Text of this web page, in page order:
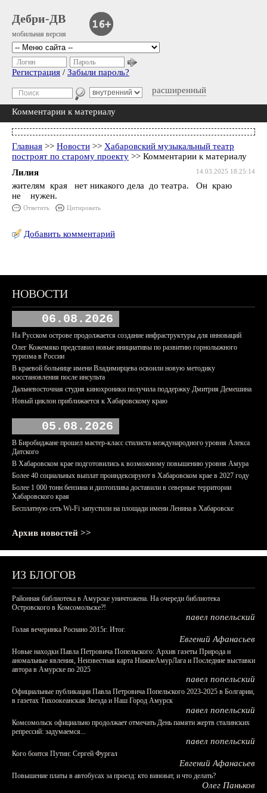
Дебри-ДВ
мобильная версия
расширенный
Логин Пароль
Регистрация / Забыли пароль?
Комментарии к материалу
Главная >> Новости >> Хабаровский музыкальный театр
построят по старому проекту >> Комментарии к материалу
14.03.2025 18:25:14
Лилия
жителям края нет никакого дела до театра. Он краю
не нужен.
Ответить Цитировать
Добавить комментарий
НОВОСТИ
06.08.2026
На Русском острове продолжается создание инфраструктуры для инноваций
Олег Кожемяко представил новые инициативы по развитию горнолыжного
туризма в России
В краевой больнице имени Владимирцева освоили новую методику
восстановления после инсульта
Дальневосточная студия кинохроники получила поддержку Дмитрия Демешина
Новый циклон приближается к Хабаровскому краю
05.08.2026
В Биробиджане прошел мастер-класс стилиста международного уровня Алекса
Датского
В Хабаровском крае подготовились к возможному повышению уровня Амура
Более 40 социальных выплат проиндексируют в Хабаровском крае в 2027 году
Более 1 000 тонн бензина и дизтоплива доставили в северные территории
Хабаровского края
Бесплатную сеть Wi-Fi запустили на площади имени Ленина в Хабаровске
Архив новостей >>
ИЗ БЛОГОВ
Районная библиотека в Амурске уничтожена. На очереди библиотека
Островского в Комсомольске?!
павел попельский
Голая вечеринка Роснано 2015г. Итог.
Евгений Афанасьев
Новые находки Павла Петровича Попельского: Архив газеты Природа и
аномальные явления, Неизвестная карта НижнеАмурЛага и Последние выставки
автора в Амурске по 2025
павел попельский
Официальные публикации Павла Петровича Попельского 2023-2025 в Болгарии,
в газетах Тихоокеанская Звезда и Наш Город Амурск
павел попельский
Комсомольск официально продолжает отмечать День памяти жертв сталинских
репрессий: задумаемся...
павел попельский
Кого боится Путин: Сергей Фургал
Евгений Афанасьев
Повышение платы в автобусах за проезд: кто виноват, и что делать?
Олег Паньков